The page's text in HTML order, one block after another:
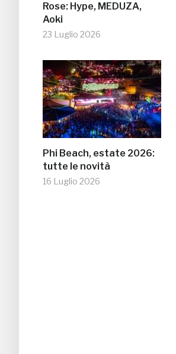
Rose: Hype, MEDUZA,
Aoki
23 Luglio 2026
Phi Beach, estate 2026:
tutte le novità
16 Luglio 2026